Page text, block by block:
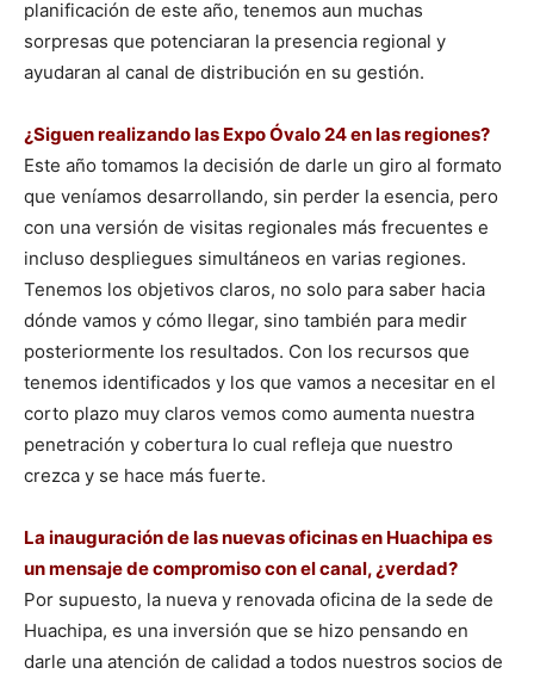
planificación de este año, tenemos aun muchas
sorpresas que potenciaran la presencia regional y
ayudaran al canal de distribución en su gestión.
¿Siguen realizando las Expo Óvalo 24 en las regiones?
Este año tomamos la decisión de darle un giro al formato
que veníamos desarrollando, sin perder la esencia, pero
con una versión de visitas regionales más frecuentes e
incluso despliegues simultáneos en varias regiones.
Tenemos los objetivos claros, no solo para saber hacia
dónde vamos y cómo llegar, sino también para medir
posteriormente los resultados. Con los recursos que
tenemos identificados y los que vamos a necesitar en el
corto plazo muy claros vemos como aumenta nuestra
penetración y cobertura lo cual refleja que nuestro
crezca y se hace más fuerte.
La inauguración de las nuevas oficinas en Huachipa es
un mensaje de compromiso con el canal, ¿verdad?
Por supuesto, la nueva y renovada oficina de la sede de
Huachipa, es una inversión que se hizo pensando en
darle una atención de calidad a todos nuestros socios de